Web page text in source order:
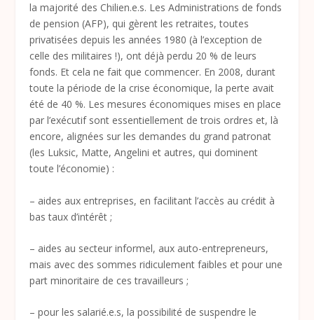
la majorité des Chilien.e.s. Les Administrations de fonds
de pension (AFP), qui gèrent les retraites, toutes
privatisées depuis les années 1980 (à l’exception de
celle des militaires !), ont déjà perdu 20 % de leurs
fonds. Et cela ne fait que commencer. En 2008, durant
toute la période de la crise économique, la perte avait
été de 40 %. Les mesures économiques mises en place
par l’exécutif sont essentiellement de trois ordres et, là
encore, alignées sur les demandes du grand patronat
(les Luksic, Matte, Angelini et autres, qui dominent
toute l’économie) :
– aides aux entreprises, en facilitant l’accès au crédit à
bas taux d’intérêt ;
– aides au secteur informel, aux auto-entrepreneurs,
mais avec des sommes ridiculement faibles et pour une
part minoritaire de ces travailleurs ;
– pour les salarié.e.s, la possibilité de suspendre le